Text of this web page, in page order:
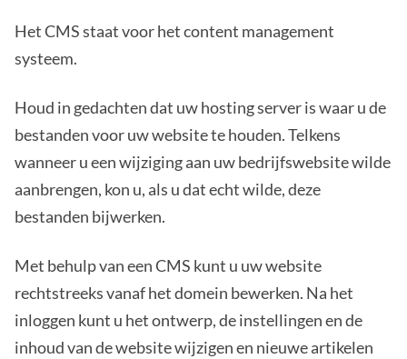
Het CMS staat voor het content management
systeem.
Houd in gedachten dat uw hosting server is waar u de
bestanden voor uw website te houden. Telkens
wanneer u een wijziging aan uw bedrijfswebsite wilde
aanbrengen, kon u, als u dat echt wilde, deze
bestanden bijwerken.
Met behulp van een CMS kunt u uw website
rechtstreeks vanaf het domein bewerken. Na het
inloggen kunt u het ontwerp, de instellingen en de
inhoud van de website wijzigen en nieuwe artikelen